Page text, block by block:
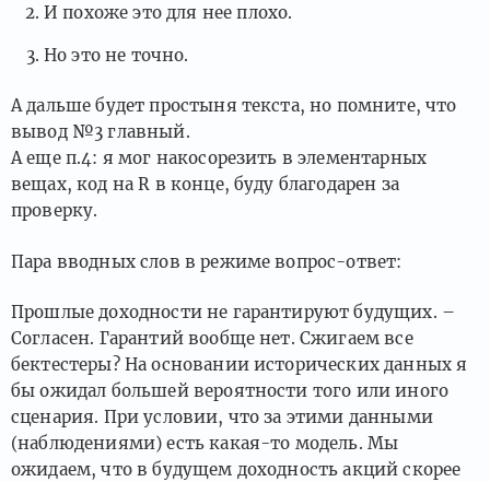
И похоже это для нее плохо.
Но это не точно.
А дальше будет простыня текста, но помните, что
вывод №3 главный.
А еще п.4: я мог накосорезить в элементарных
вещах, код на R в конце, буду благодарен за
проверку.
Пара вводных слов в режиме вопрос-ответ:
Прошлые доходности не гарантируют будущих. –
Согласен. Гарантий вообще нет. Сжигаем все
бектестеры? На основании исторических данных я
бы ожидал большей вероятности того или иного
сценария. При условии, что за этими данными
(наблюдениями) есть какая-то модель. Мы
ожидаем, что в будущем доходность акций скорее